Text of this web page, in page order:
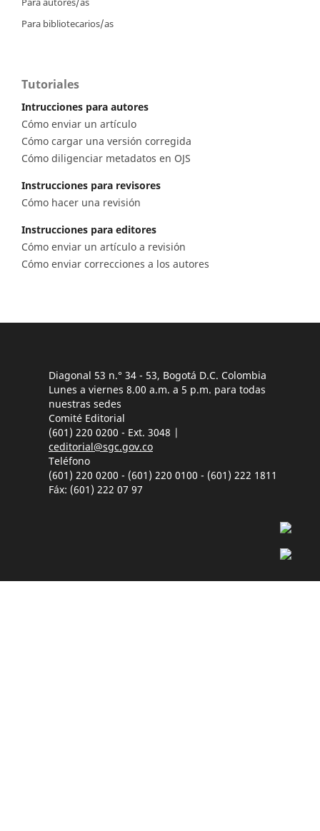
Para bibliotecarios/as
Tutoriales
Intrucciones para autores
Cómo enviar un artículo
Cómo cargar una versión corregida
Cómo diligenciar metadatos en OJS
Instrucciones para revisores
Cómo hacer una revisión
Instrucciones para editores
Cómo enviar un artículo a revisión
Cómo enviar correcciones a los autores
Diagonal 53 n.° 34 - 53, Bogotá D.C. Colombia
Lunes a viernes 8.00 a.m. a 5 p.m. para todas
nuestras sedes
Comité Editorial
(601) 220 0200 - Ext. 3048 |
ceditorial@sgc.gov.co
Teléfono
(601) 220 0200 - (601) 220 0100 - (601) 222 1811
Fáx: (601) 222 07 97